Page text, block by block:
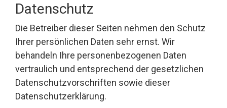
Datenschutz
Die Betreiber dieser Seiten nehmen den Schutz
Ihrer persönlichen Daten sehr ernst. Wir
behandeln Ihre personenbezogenen Daten
vertraulich und entsprechend der gesetzlichen
Datenschutzvorschriften sowie dieser
Datenschutzerklärung.